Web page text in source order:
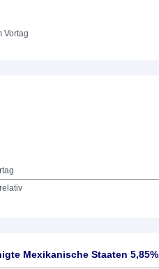
Vortag
Mexikanische Staaten